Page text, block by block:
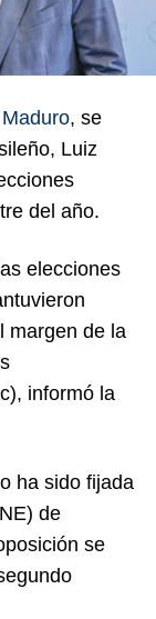
, se
Luiz
del año.
elecciones
margen de la
informó la
ha sido fijada
de
se